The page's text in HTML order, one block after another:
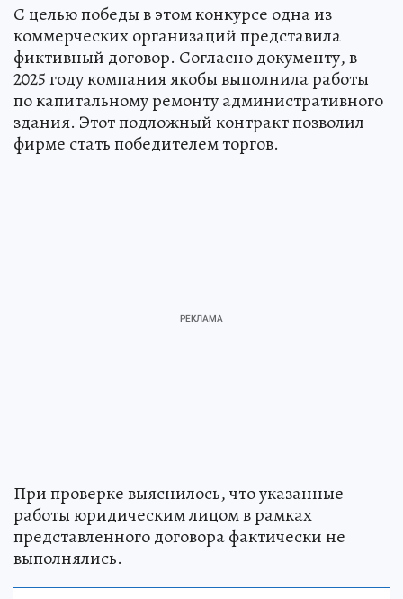
С целью победы в этом конкурсе одна из
коммерческих организаций представила
фиктивный договор. Согласно документу, в
2025 году компания якобы выполнила работы
по капитальному ремонту административного
здания. Этот подложный контракт позволил
фирме стать победителем торгов.
При проверке выяснилось, что указанные
работы юридическим лицом в рамках
представленного договора фактически не
выполнялись.